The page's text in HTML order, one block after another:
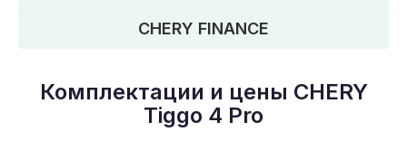
CHERY FINANCE
Комплектации и цены CHERY
Tiggo 4 Pro